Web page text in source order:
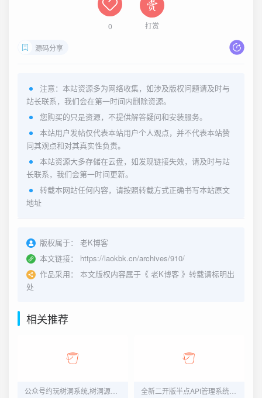
0 打赏
源码分享
注意：本站资源多为网络收集，如涉及版权问题请及时与
站长联系，我们会在第一时间内删除资源。
您购买的只是资源，不提供解答疑问和安装服务。
本站用户发帖仅代表本站用户个人观点，并不代表本站赞
同其观点和对其真实性负责。
本站资源大多存储在云盘，如发现链接失效，请及时与站
长联系，我们会第一时间更新。
转载本网站任何内容，请按照转载方式正确书写本站原文
地址
版权属于：
老K博客
本文链接：
https://laokbk.cn/archives/910/
作品采用：
本文版权内容属于《 老K博客 》转载请标明出
处
相关推荐